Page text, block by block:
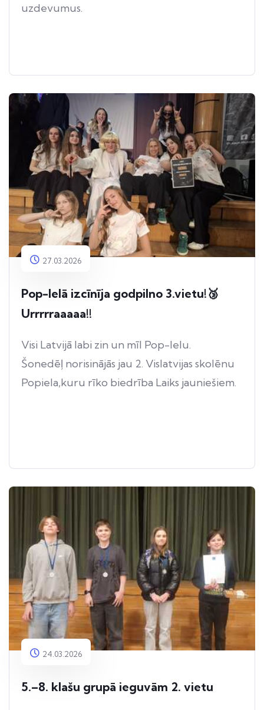
uzdevumus.
27.03.2026
Pop-Ielā izcīnīja godpilno 3.vietu!🥉
Urrrrraaaaa!!
Visi Latvijā labi zin un mīl Pop-Ielu.
Šonedēļ norisinājās jau 2. Vislatvijas skolēnu
Popiela,kuru rīko biedrība Laiks jauniešiem.
24.03.2026
5.–8. klašu grupā ieguvām 2. vietu